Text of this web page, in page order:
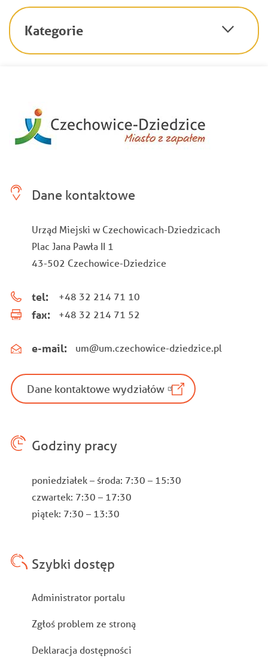
Kategorie
Dane kontaktowe
Urząd Miejski w Czechowicach-Dziedzicach
Plac Jana Pawła II 1
43-502 Czechowice-Dziedzice
tel: +48 32 214 71 10
fax: +48 32 214 71 52
e-mail: um@um.czechowice-dziedzice.pl
Dane kontaktowe wydziałów
Godziny pracy
poniedziałek – środa: 7:30 – 15:30
czwartek: 7:30 – 17:30
piątek: 7:30 – 13:30
Szybki dostęp
Stopka
Administrator portalu
Zgłoś problem ze stroną
Deklaracja dostępności